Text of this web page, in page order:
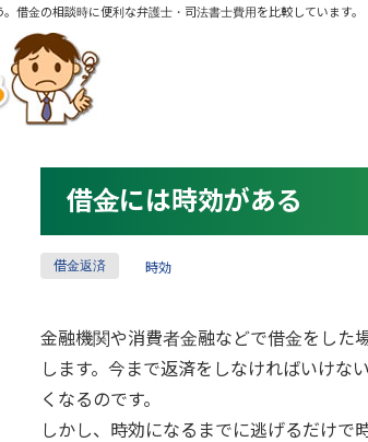
借金の相談時に便利な弁護士・司法書士費用を比較しています。
借金には時効がある
借金返済 時効
金融機関や消費者金融などで借金をした
します。今まで返済をしなければいけな
くなるのです。
しかし、時効になるまでに逃げるだけで